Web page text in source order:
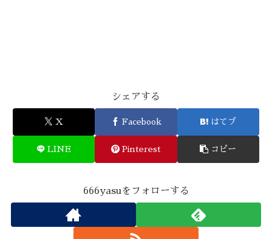
シェアする
X Facebook はてブ
LINE Pinterest コピー
666yasuをフォローする